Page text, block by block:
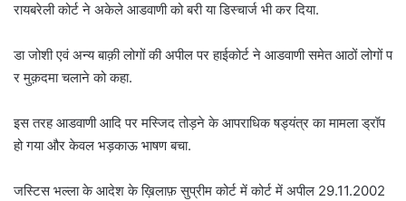
रायबरेली कोर्ट ने अकेले आडवाणी को बरी या डिस्चार्ज भी कर दिया.
डा जोशी एवं अन्य बाक़ी लोगों की अपील पर हाईकोर्ट ने आडवाणी समेत आठों लोगों प
र मुक़दमा चलाने को कहा.
इस तरह आडवाणी आदि पर मस्जिद तोड़ने के आपराधिक षड्यंत्र का मामला ड्रॉप
हो गया और केवल भड़काऊ भाषण बचा.
जस्टिस भल्ला के आदेश के ख़िलाफ़ सुप्रीम कोर्ट में कोर्ट में अपील 29.11.2002